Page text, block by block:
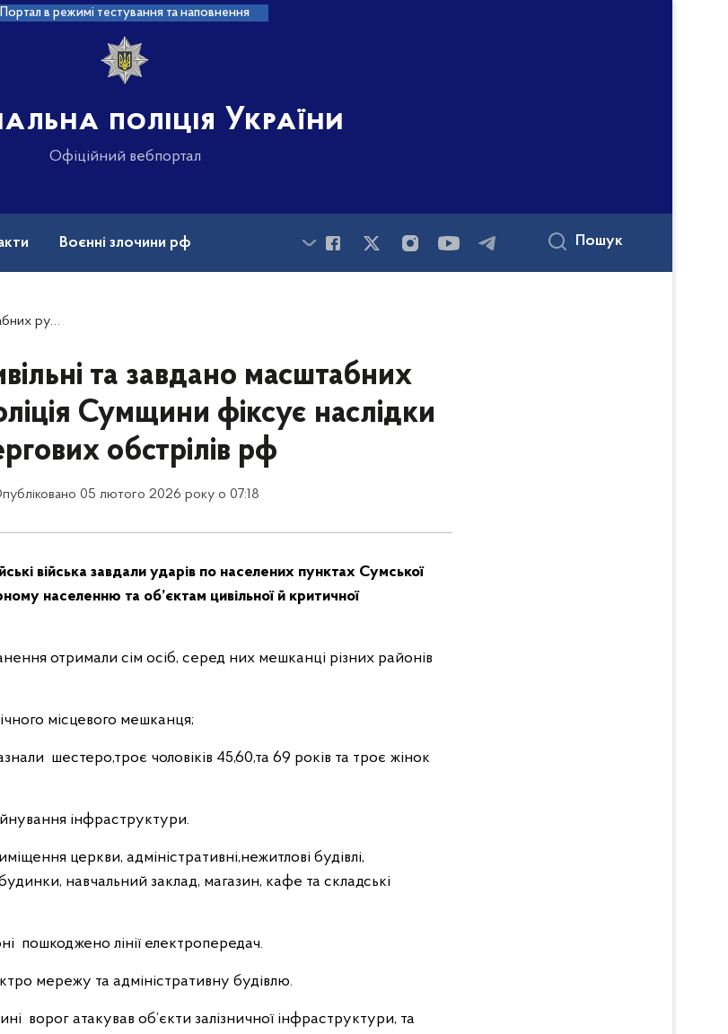
Портал в режимі тестування та наповнення
поліція України
Офіційний вебпортал
Воєнні злочини рф Пошук
обстрілів рф
та завдано масштабних
Сумщини фіксує наслідки
обстрілів рф
05 лютого 2026 року о 07:18
війська завдали ударів по населених пунктах Сумської
населенню та об’єктам цивільної й критичної
отримали cім осіб, серед них мешканці різних районів
місцевого мешканця;
шестеро,троє чоловіків 45,60,та 69 років та троє жінок
інфраструктури.
церкви, адміністративні,нежитлові будівлі,
навчальний заклад, магазин, кафе та складські
пошкоджено лінії електропередач.
мережу та адміністративну будівлю.
ворог атакував об’єкти залізничної інфраструктури, та